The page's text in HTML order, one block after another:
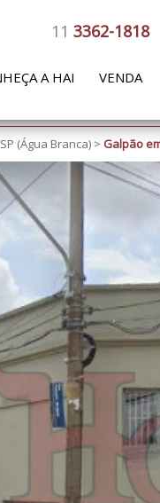
11 3362-1818
A HAI VENDA
(Água Branca) > Galpão